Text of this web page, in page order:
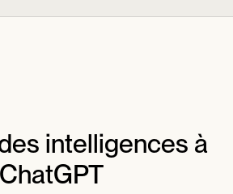
intelligences à